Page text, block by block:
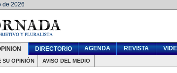
de 2026
DIRECTORIO AGENDA REVISTA
SU OPINIÓN AVISO DEL MEDIO